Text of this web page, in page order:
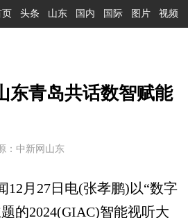
页 头条 山东 国内 国际 图片 视频
东青岛共话数智赋能
：中新网山东
月27日电(张孝鹏)以“数字
的2024(GIAC)智能视听大